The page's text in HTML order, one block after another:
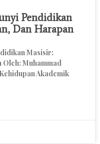
Pendidikan
Dan Harapan
Masisir:
Muhammad
Akademik